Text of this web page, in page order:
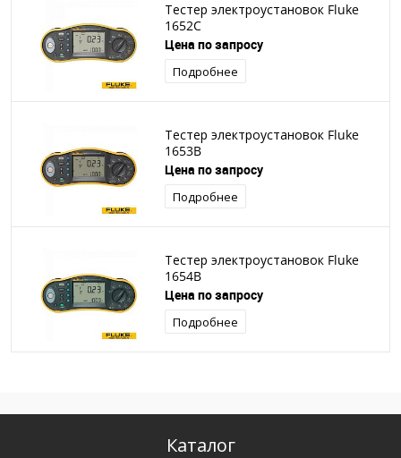
Тестер электроустановок Fluke
1652C
Цена по запросу
Подробнее
Тестер электроустановок Fluke
1653B
Цена по запросу
Подробнее
Тестер электроустановок Fluke
1654B
Цена по запросу
Подробнее
Каталог